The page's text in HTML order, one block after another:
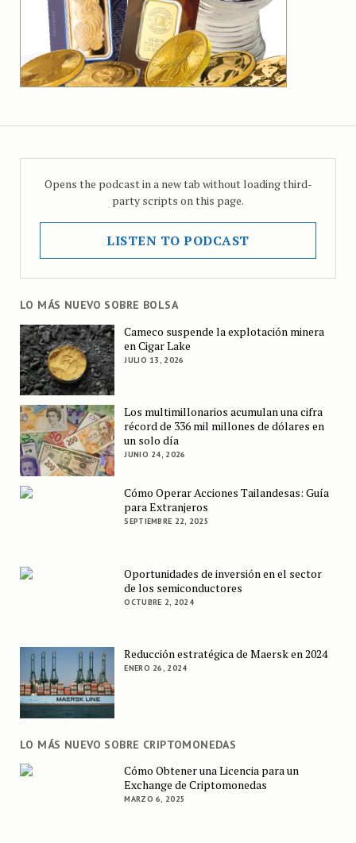
Opens the podcast in a new tab without loading third-
party scripts on this page.
LISTEN TO PODCAST
LO MÁS NUEVO SOBRE BOLSA
Cameco suspende la explotación minera
en Cigar Lake
JULIO 13, 2026
Los multimillonarios acumulan una cifra
récord de 336 mil millones de dólares en
un solo día
JUNIO 24, 2026
Cómo Operar Acciones Tailandesas: Guía
para Extranjeros
SEPTIEMBRE 22, 2025
Oportunidades de inversión en el sector
de los semiconductores
OCTUBRE 2, 2024
Reducción estratégica de Maersk en 2024
ENERO 26, 2024
LO MÁS NUEVO SOBRE CRIPTOMONEDAS
Cómo Obtener una Licencia para un
Exchange de Criptomonedas
MARZO 6, 2025